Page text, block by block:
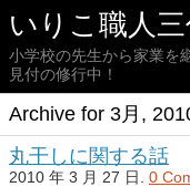
いりこ職人三
小学校の先生から家業を
見付の修行中！
Archive for 3月,
丸干しに関する話
2010 年 3 月 27 日. 0